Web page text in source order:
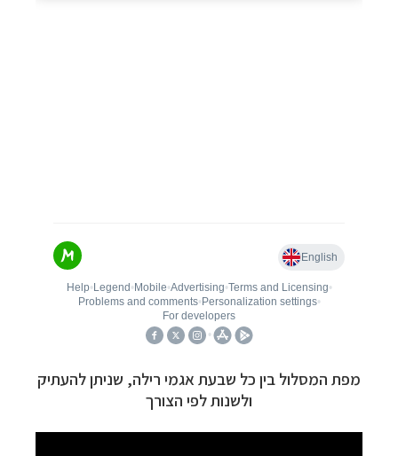
מפת המסלול בין כל שבעת אגמי רילה, שניתן להעתיק
ולשנות לפי הצורך